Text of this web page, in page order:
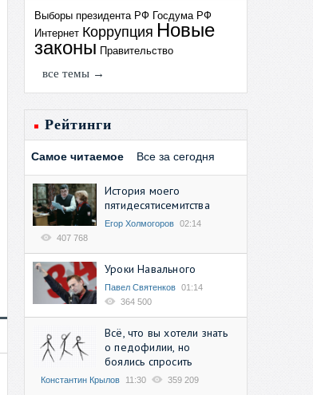
Выборы президента РФ Госдума РФ
Интернет Коррупция Новые
законы Правительство
все темы →
Рейтинги
Самое читаемое Все за сегодня
История моего
пятидесятисемитства
Егор Холмогоров 02:14
407 768
Уроки Навального
Павел Святенков 01:14
364 500
Всё, что вы хотели знать
о педофилии, но
боялись спросить
Константин Крылов 11:30 359 209